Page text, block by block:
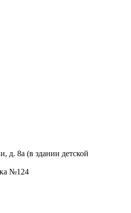
д. 8а (в здании детской
№124